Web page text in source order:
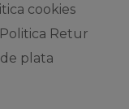
cookies
Politica Retur
plata